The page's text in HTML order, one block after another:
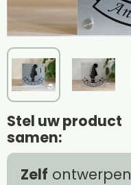
Stel uw product
samen:
Zelf ontwerpen